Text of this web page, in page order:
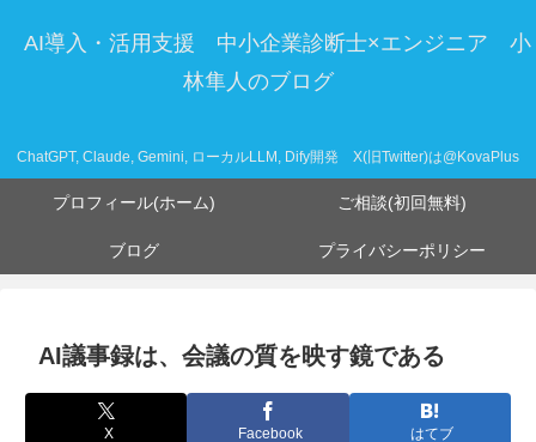
AI導入・活用支援 中小企業診断士×エンジニア 小
林隼人のブログ
ChatGPT, Claude, Gemini, ローカルLLM, Dify開発 X(旧Twitter)は@KovaPlus
プロフィール(ホーム) ご相談(初回無料)
ブログ プライバシーポリシー
AI議事録は、会議の質を映す鏡である
X Facebook はてブ